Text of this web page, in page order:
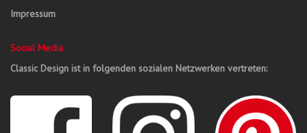
Impressum
Social Media
Classic Design ist in folgenden sozialen Netzwerken vertreten: